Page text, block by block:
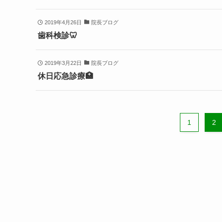
2019年4月26日 院長ブログ
歯科検診🦷
2019年3月22日 院長ブログ
休日応急診療🏥
1 2